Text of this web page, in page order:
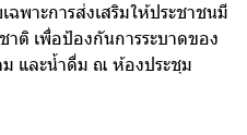
พาะการส่งเสริมให้ประชาชนมี
ติ เพื่อป้องกันการระบาดของ
และน้ำดื่ม ณ ห้องประชุม